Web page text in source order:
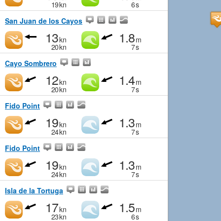
19kn 6s
San Juan de los Cayos
13kn
20kn
1.8m
7s
Cayo Sombrero
12kn
20kn
1.4m
7s
Fido Point
19kn
24kn
1.3m
7s
Fido Point
19kn
24kn
1.3m
7s
Isla de la Tortuga
17kn
23kn
1.5m
6s